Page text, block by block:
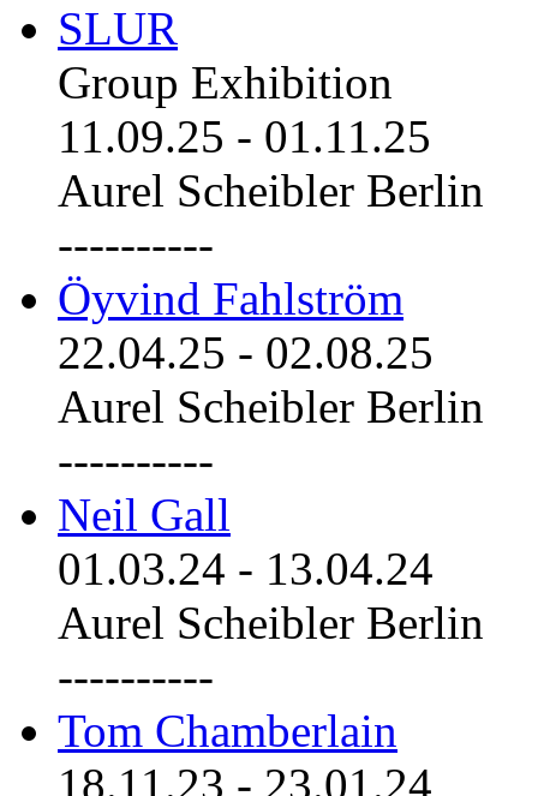
SLUR
Group Exhibition
11.09.25 - 01.11.25
Aurel Scheibler Berlin
----------
Öyvind Fahlström
22.04.25 - 02.08.25
Aurel Scheibler Berlin
----------
Neil Gall
01.03.24 - 13.04.24
Aurel Scheibler Berlin
----------
Tom Chamberlain
18.11.23 - 23.01.24